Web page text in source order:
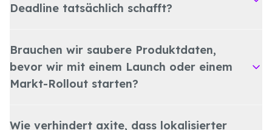
Deadline tatsächlich schafft?
Brauchen wir saubere Produktdaten,
bevor wir mit einem Launch oder einem
Markt-Rollout starten?
Wie verhindert axite, dass lokalisierter